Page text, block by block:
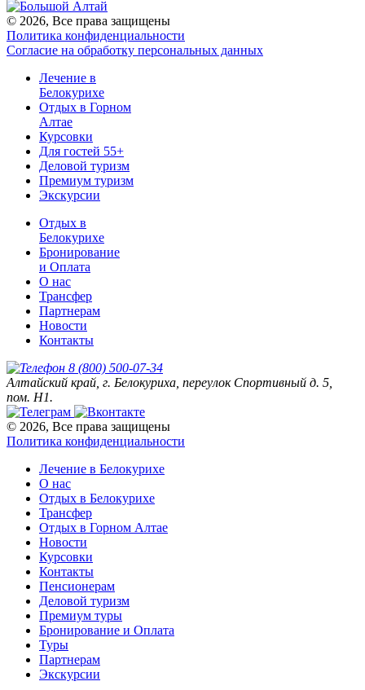
© 2026, Все права защищены
Политика конфиденциальности
Согласие на обработку персональных данных
Лечение в
Белокурихе
Отдых в Горном
Алтае
Курсовки
Для гостей 55+
Деловой туризм
Премиум туризм
Экскурсии
Отдых в
Белокурихе
Бронирование
и Оплата
О нас
Трансфер
Партнерам
Новости
Контакты
8 (800) 500-07-34
Алтайский край, г. Белокуриха, переулок Спортивный д. 5,
пом. Н1.
© 2026, Все права защищены
Политика конфиденциальности
Лечение в Белокурихе
О нас
Отдых в Белокурихе
Трансфер
Отдых в Горном Алтае
Новости
Курсовки
Контакты
Пенсионерам
Деловой туризм
Премиум туры
Бронирование и Оплата
Туры
Партнерам
Экскурсии